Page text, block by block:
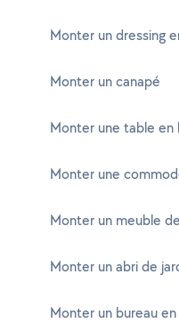
Monter un dressing
Monter un canapé
Monter une table en
Monter une
Monter un meuble
Monter un abri de
Monter un bureau